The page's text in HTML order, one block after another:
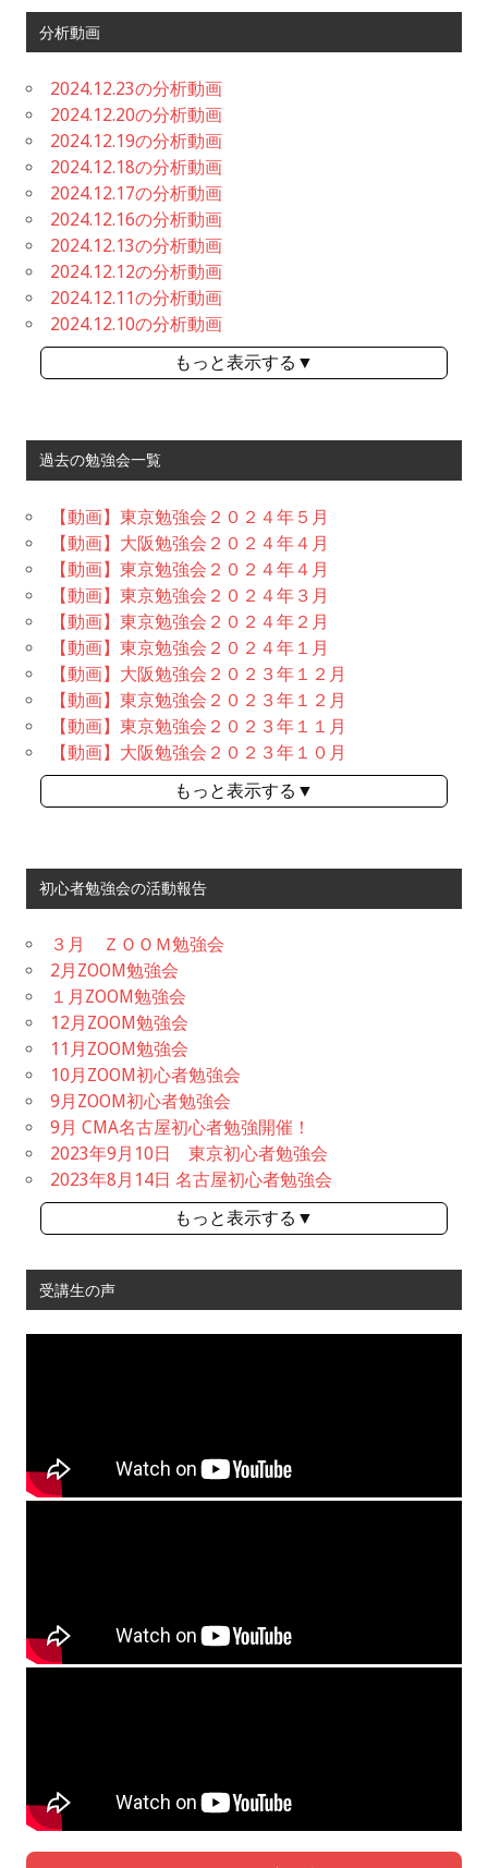
分析動画
2024.12.23の分析動画
2024.12.20の分析動画
2024.12.19の分析動画
2024.12.18の分析動画
2024.12.17の分析動画
2024.12.16の分析動画
2024.12.13の分析動画
2024.12.12の分析動画
2024.12.11の分析動画
2024.12.10の分析動画
もっと表示する▼
過去の勉強会一覧
【動画】東京勉強会２０２４年５月
【動画】大阪勉強会２０２４年４月
【動画】東京勉強会２０２４年４月
【動画】東京勉強会２０２４年３月
【動画】東京勉強会２０２４年２月
【動画】東京勉強会２０２４年１月
【動画】大阪勉強会２０２３年１２月
【動画】東京勉強会２０２３年１２月
【動画】東京勉強会２０２３年１１月
【動画】大阪勉強会２０２３年１０月
もっと表示する▼
初心者勉強会の活動報告
３月 ＺＯＯＭ勉強会
2月ZOOM勉強会
１月ZOOM勉強会
12月ZOOM勉強会
11月ZOOM勉強会
10月ZOOM初心者勉強会
9月ZOOM初心者勉強会
9月 CMA名古屋初心者勉強開催！
2023年9月10日 東京初心者勉強会
2023年8月14日 名古屋初心者勉強会
もっと表示する▼
受講生の声